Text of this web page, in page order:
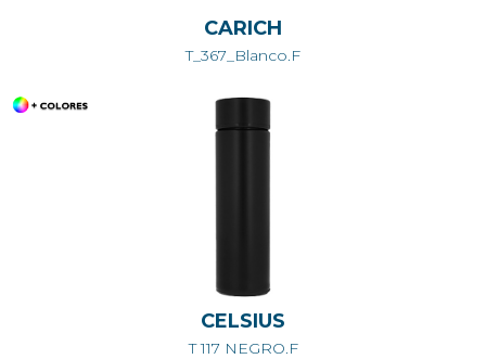
CARICH
T_367_Blanco.F
CELSIUS
T 117 NEGRO.F